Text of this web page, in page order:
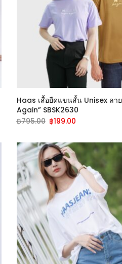
Haas เสื้อยืดแขนสั้น Unisex ลา
Again” SBSK2630
฿795.00 ฿199.00